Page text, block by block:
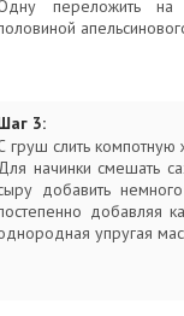
переложить на
3:
груш слить компотную
начинки смешать
добавить
добавляя
упругая